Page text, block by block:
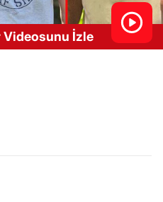
Videosunu İzle